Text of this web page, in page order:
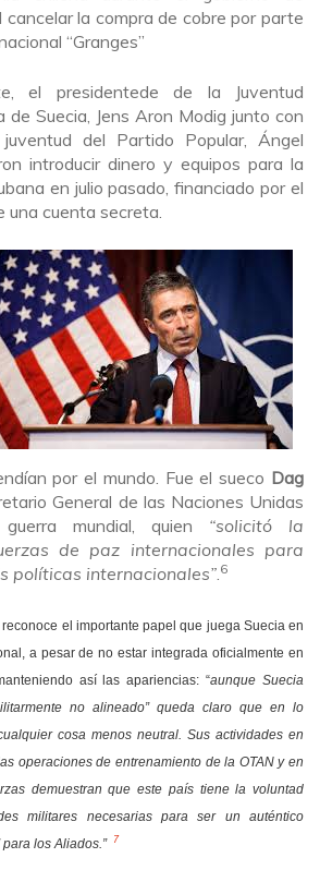
cancelar la compra de cobre por parte
“Granges”
el presidentede de la Juventud
de Suecia, Jens Aron Modig junto con
del Partido Popular, Ángel
introducir dinero y equipos para la
en julio pasado, financiado por el
una cuenta secreta.
por el mundo. Fue el sueco Dag
General de las Naciones Unidas
mundial, quien “solicitó la
de paz internacionales para
políticas internacionales” 6
el importante papel que juega Suecia en
a pesar de no estar integrada oficialmente en
así las apariencias: “aunque Suecia
no alineado” queda claro que en lo
cosa menos neutral. Sus actividades en
operaciones de entrenamiento de la OTAN y en
demuestran que este país tiene la voluntad
militares necesarias para ser un auténtico
para los Aliados.” 7